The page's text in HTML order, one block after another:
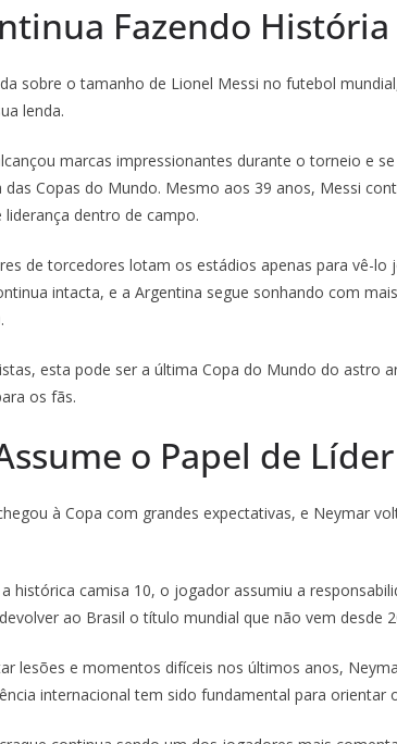
Fazendo História
sobre o tamanho de Lionel Messi no futebol
lenda.
marcas impressionantes durante o torneio e
Copas do Mundo. Mesmo aos 39 anos, Messi
liderança dentro de campo.
de torcedores lotam os estádios apenas para vê-lo
intacta, e a Argentina segue sonhando com
esta pode ser a última Copa do Mundo do astro
os fãs.
o Papel de
à Copa com grandes expectativas, e Neymar
histórica camisa 10, o jogador assumiu a
ao Brasil o título mundial que não vem desde
lesões e momentos difíceis nos últimos anos,
internacional tem sido fundamental para orientar